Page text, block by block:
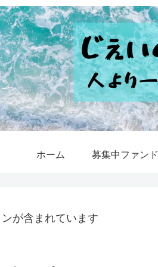
ホーム 募集中ファンド
が含まれています